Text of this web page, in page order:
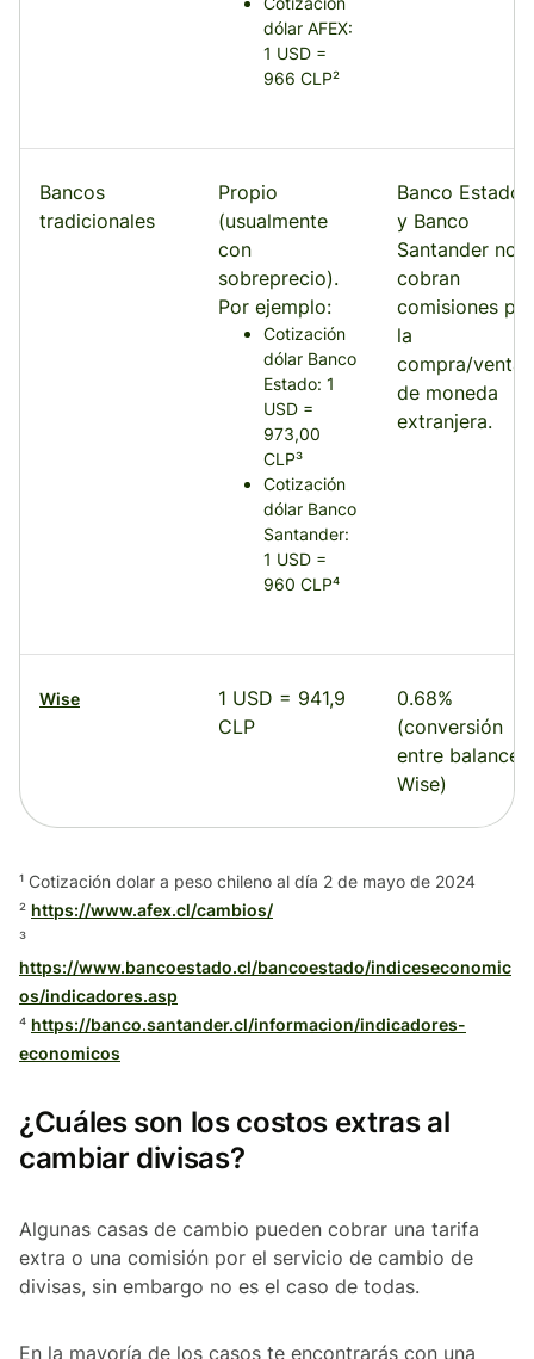
dólar AFEX:
1 USD =
966 CLP²
Bancos
tradicionales
Propio
(usualmente
con
sobreprecio).
Por ejemplo:
Cotización
dólar Banco
Estado: 1
USD =
973,00
CLP³
Cotización
dólar Banco
Santander:
1 USD =
960 CLP⁴
Banco Estado
y Banco
Santander no
cobran
comisiones por
la
compra/venta
de moneda
extranjera.
Wise
1 USD = 941,9
CLP
0.68%
(conversión
entre balances
Wise)
¹ Cotización dolar a peso chileno al día 2 de mayo de 2024
² https://www.afex.cl/cambios/
³
https://www.bancoestado.cl/bancoestado/indiceseconomic
os/indicadores.asp
⁴ https://banco.santander.cl/informacion/indicadores-
economicos
¿Cuáles son los costos extras al
cambiar divisas?
Algunas casas de cambio pueden cobrar una tarifa
extra o una comisión por el servicio de cambio de
divisas, sin embargo no es el caso de todas.
En la mayoría de los casos te encontrarás con una